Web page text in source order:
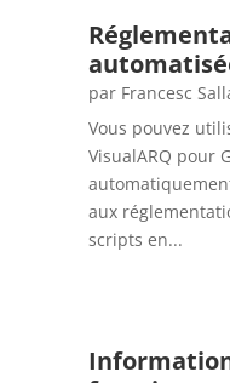
par Francesc
Vous pouvez
VisualARQ pour
aux
scripts en...